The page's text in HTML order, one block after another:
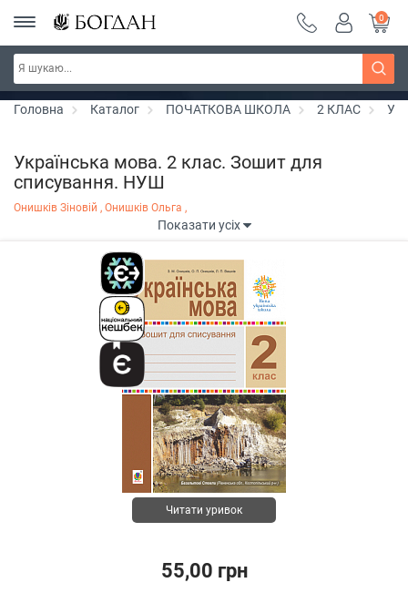
РОЗПРОДАЖ ~ 150 грн ~ 200 грн ~ 250 грн ~
300 грн ~ РОЗПРОДАЖ
Дізнатись більше
0
Головна Каталог ПОЧАТКОВА ШКОЛА 2 КЛАС
Українська мова. 2 клас. Зошит для
списування. НУШ
Онишків Зіновій , Онишків Ольга ,
Показати усіх
Читати уривок
55,00 грн